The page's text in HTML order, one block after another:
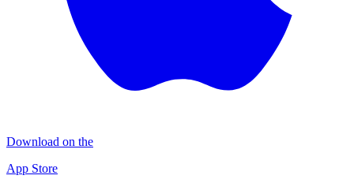
Download on the
App Store